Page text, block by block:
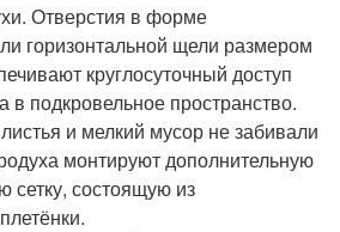
Отверстия в форме
горизонтальной щели размером
круглосуточный доступ
в подкровельное пространство.
и мелкий мусор не забивали
монтируют дополнительную
сетку, состоящую из